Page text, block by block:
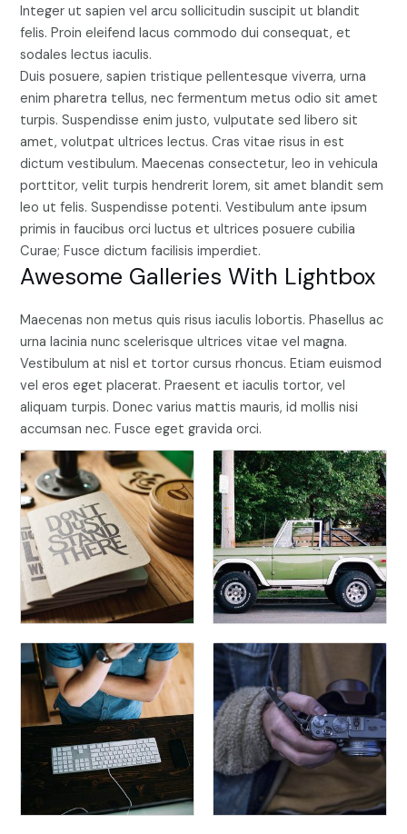
Integer ut sapien vel arcu sollicitudin suscipit ut blandit
felis. Proin eleifend lacus commodo dui consequat, et
sodales lectus iaculis.
Duis posuere, sapien tristique pellentesque viverra, urna
enim pharetra tellus, nec fermentum metus odio sit amet
turpis. Suspendisse enim justo, vulputate sed libero sit
amet, volutpat ultrices lectus. Cras vitae risus in est
dictum vestibulum. Maecenas consectetur, leo in vehicula
porttitor, velit turpis hendrerit lorem, sit amet blandit sem
leo ut felis. Suspendisse potenti. Vestibulum ante ipsum
primis in faucibus orci luctus et ultrices posuere cubilia
Curae; Fusce dictum facilisis imperdiet.
Awesome Galleries With Lightbox
Maecenas non metus quis risus iaculis lobortis. Phasellus ac
urna lacinia nunc scelerisque ultrices vitae vel magna.
Vestibulum at nisl et tortor cursus rhoncus. Etiam euismod
vel eros eget placerat. Praesent et iaculis tortor, vel
aliquam turpis. Donec varius mattis mauris, id mollis nisi
accumsan nec. Fusce eget gravida orci.